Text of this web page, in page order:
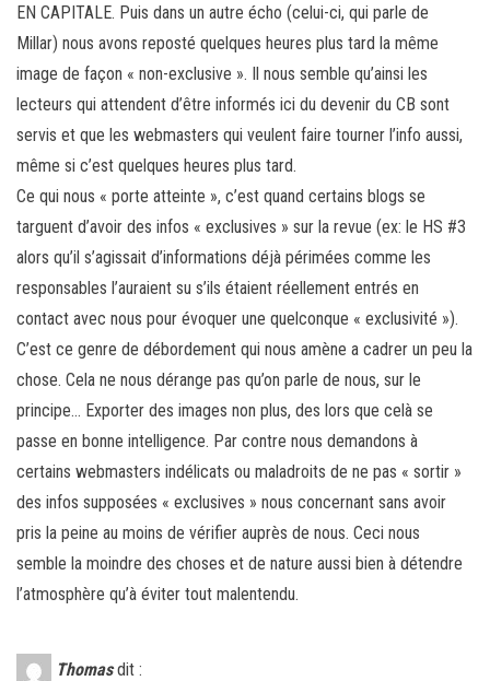
EN CAPITALE. Puis dans un autre écho (celui-ci, qui parle de
Millar) nous avons reposté quelques heures plus tard la même
image de façon « non-exclusive ». Il nous semble qu’ainsi les
lecteurs qui attendent d’être informés ici du devenir du CB sont
servis et que les webmasters qui veulent faire tourner l’info aussi,
même si c’est quelques heures plus tard.
Ce qui nous « porte atteinte », c’est quand certains blogs se
targuent d’avoir des infos « exclusives » sur la revue (ex: le HS #3
alors qu’il s’agissait d’informations déjà périmées comme les
responsables l’auraient su s’ils étaient réellement entrés en
contact avec nous pour évoquer une quelconque « exclusivité »).
C’est ce genre de débordement qui nous amène a cadrer un peu la
chose. Cela ne nous dérange pas qu’on parle de nous, sur le
principe… Exporter des images non plus, des lors que celà se
passe en bonne intelligence. Par contre nous demandons à
certains webmasters indélicats ou maladroits de ne pas « sortir »
des infos supposées « exclusives » nous concernant sans avoir
pris la peine au moins de vérifier auprès de nous. Ceci nous
semble la moindre des choses et de nature aussi bien à détendre
l’atmosphère qu’à éviter tout malentendu.
Thomas dit :